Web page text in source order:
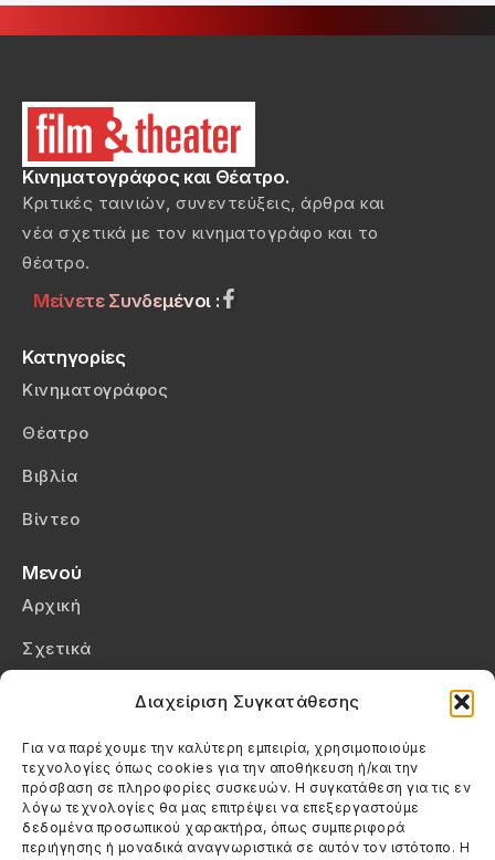
Διαχείριση Συγκατάθεσης
Για να παρέχουμε την καλύτερη εμπειρία, χρησιμοποιούμε
τεχνολογίες όπως cookies για την αποθήκευση ή/και την
πρόσβαση σε πληροφορίες συσκευών. Η συγκατάθεση για τις εν
λόγω τεχνολογίες θα μας επιτρέψει να επεξεργαστούμε
δεδομένα προσωπικού χαρακτήρα, όπως συμπεριφορά
περιήγησης ή μοναδικά αναγνωριστικά σε αυτόν τον ιστότοπο. Η
Κινηματογράφος και Θέατρο.
Κριτικές ταινιών, συνεντεύξεις, άρθρα και
νέα σχετικά με τον κινηματογράφο και το
θέατρο.
Μείνετε Συνδεμένοι :
Κατηγορίες
Κινηματογράφος
Θέατρο
Βιβλία
Βίντεο
Μενού
Αρχική
Σχετικά
Πολιτική Cookies (ΕΕ)
Στοιχεία Επικοινωνίας